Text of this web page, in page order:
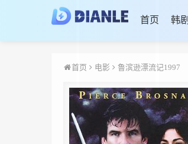
首页 韩剧
首页 电影 鲁滨逊漂流记1997